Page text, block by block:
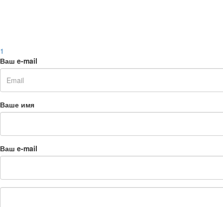
1
Ваш e-mail
Ваше имя
Ваш e-mail